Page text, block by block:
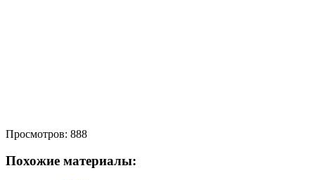
Просмотров: 888
Похожие материалы: